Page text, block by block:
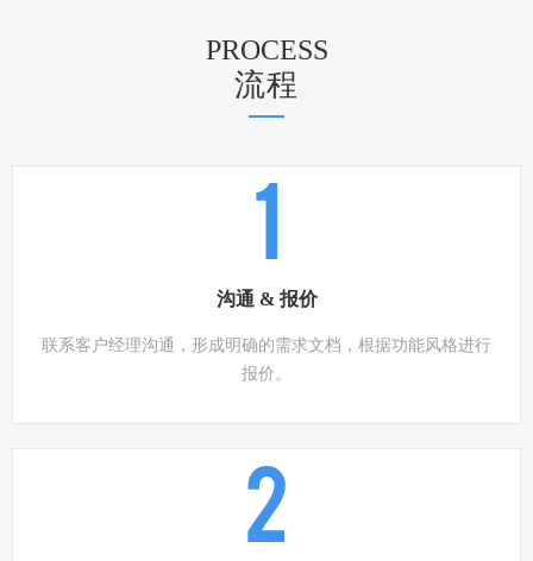
PROCESS
流程
沟通 & 报价
联系客户经理沟通，形成明确的需求文档，根据功能风格进行
报价。
2